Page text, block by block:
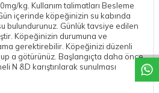
kg. Kullanım talimatları Besleme
içerinde köpeğinizin su kabında
bulundurunuz. Günlük tavsiye edilen
Köpeğinizin durumuna ve
gerektirebilir. Köpeğinizi düzenli
a götürünüz. Başlangıçta daha önce
N &D karıştırılarak sunulması